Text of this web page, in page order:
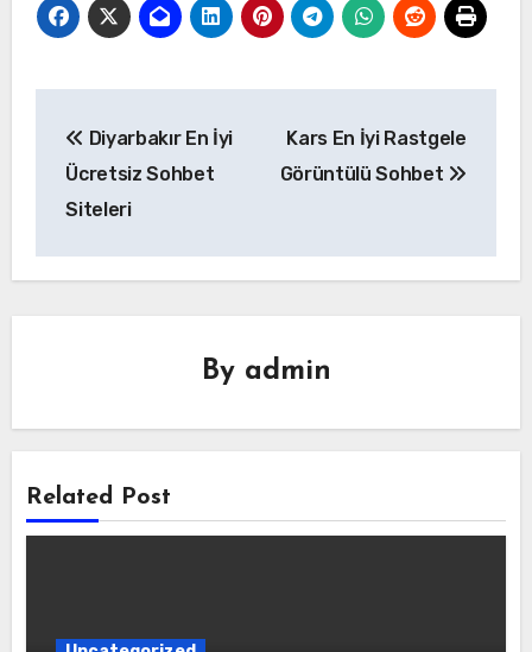
gezinmesi
Diyarbakır En İyi
Ücretsiz Sohbet
Siteleri
Kars En İyi Rastgele
Görüntülü Sohbet
By admin
Related Post